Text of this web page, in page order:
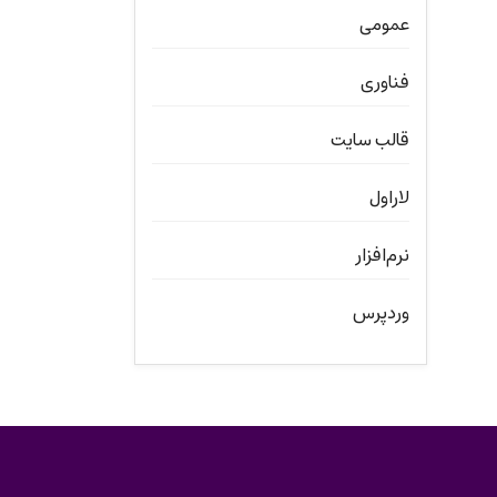
عمومی
فناوری
قالب سایت
لاراول
نرم‌افزار
وردپرس